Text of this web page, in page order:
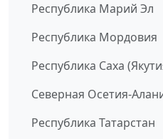
Республика Марий Эл
Республика Мордовия
Республика Саха
Северная Осетия-
Республика Татарстан